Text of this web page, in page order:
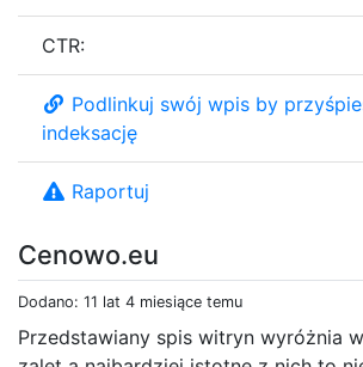
Cenowo.eu
Dodano: 11 lat 4 miesiące temu
Przedstawiany spis witryn wyróżnia
CTR:
Podlinkuj swój wpis by
indeksację
Raportuj